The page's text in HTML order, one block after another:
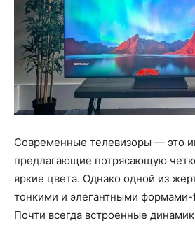
Современные телевизоры — это
предлагающие потрясающую
яркие цвета. Однако одной из
тонкими и элегантными формами-
Почти всегда встроенные